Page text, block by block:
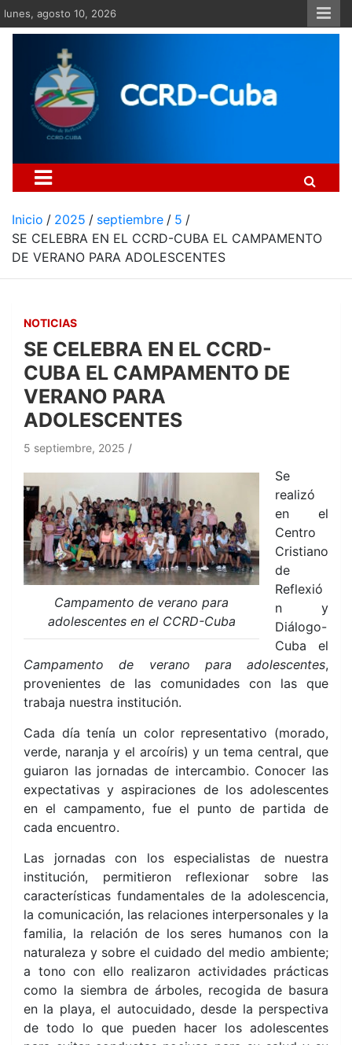
Saltar
al
lunes, agosto 10, 2026
Inicio 2025 septiembre
5
SE CELEBRA EN EL CCRD-CUBA EL CAMPAMENTO
DE VERANO PARA ADOLESCENTES
NOTICIAS
SE CELEBRA EN EL CCRD-
CUBA EL CAMPAMENTO DE
VERANO PARA
ADOLESCENTES
5 septiembre, 2025
Campamento de verano para
adolescentes en el CCRD-Cuba
Se
realizó
en el
Centro
Cristiano
de
Reflexió
n y
Diálogo-
Cuba el
Campamento de verano para adolescentes,
provenientes de las comunidades con las que
trabaja nuestra institución.
Cada día tenía un color representativo (morado,
verde, naranja y el arcoíris) y un tema central, que
guiaron las jornadas de intercambio. Conocer las
expectativas y aspiraciones de los adolescentes
en el campamento, fue el punto de partida de
cada encuentro.
Las jornadas con los especialistas de nuestra
institución, permitieron reflexionar sobre las
características fundamentales de la adolescencia,
la comunicación, las relaciones interpersonales y la
familia, la relación de los seres humanos con la
naturaleza y sobre el cuidado del medio ambiente;
a tono con ello realizaron actividades prácticas
como la siembra de árboles, recogida de basura
en la playa, el autocuidado, desde la perspectiva
de todo lo que pueden hacer los adolescentes